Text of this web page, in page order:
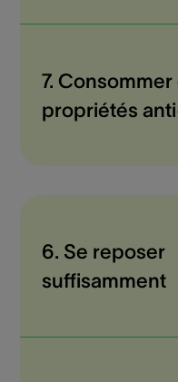
7.
propriétés
6. Se reposer
suffisamment